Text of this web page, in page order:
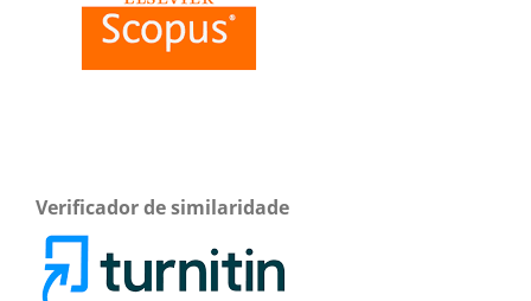
Verificador de similaridade